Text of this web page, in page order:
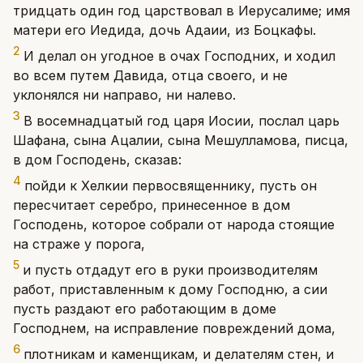
тридцать один год царствовал в Иерусалиме; имя
матери его Иедида, дочь Адаии, из Боцкафы.
2 И делал он угодное в очах Господних, и ходил
во всем путем Давида, отца своего, и не
уклонялся ни направо, ни налево.
3 В восемнадцатый год царя Иосии, послал царь
Шафана, сына Ацалии, сына Мешулламова, писца,
в дом Господень, сказав:
4 пойди к Хелкии первосвященнику, пусть он
пересчитает серебро, принесенное в дом
Господень, которое собрали от народа стоящие
на страже у порога,
5 и пусть отдадут его в руки производителям
работ, приставленным к дому Господню, а сии
пусть раздают его работающим в доме
Господнем, на исправление повреждений дома,
6 плотникам и каменщикам, и делателям стен, и